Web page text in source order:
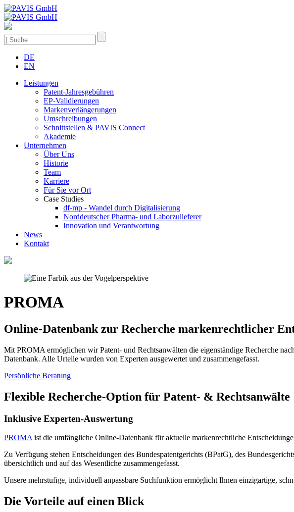
DE
EN
Leistungen
Patent-Jahresgebühren
EP-Validierungen
Markenverlängerungen
Umschreibungen
Schnittstellen & PAVIS Connect
Akademie
Unternehmen
Über Uns
Historie
Team
Karriere
Für Sie vor Ort
Case Studies
df-mp - Wandel durch Digitalisierung
Norddeutscher Pharma- und Laborzulieferer
Innovation und Verantwortung
News
Kontakt
PROMA
Online-Datenbank zur Recherche markenrechtlicher
Mit PROMA ermöglichen wir Patent- und Rechtsanwälten die eigenständige Recherche
Datenbank. Alle Urteile wurden von Experten ausgewertet und zusammengefasst.
Persönliche Beratung
Flexible Recherche-Option für Patent- & Rechtsanwälte
Inklusive Experten-Auswertung
PROMA ist die umfängliche Online-Datenbank für aktuelle markenrechtliche
Zu Verfügung stehen Entscheidungen des Bundespatentgerichts (BPatG), des
übersichtlich und auf das Wesentliche zusammengefasst.
Unsere mehrstufige, individuell anpassbare Suchfunktion ermöglicht Ihnen einzigartige,
Die Vorteile auf einen Blick